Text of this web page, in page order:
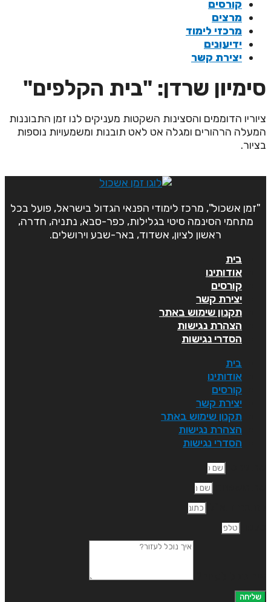
קורסים
מרצים
מרכזי לימוד
ידיעונים
יצירת קשר
שרדן: "בית הקלפים"
הדוממים והסצינות השקטות מעניקים לנו זמן התבוננות
הרהורים ומגלה אט לאט תובנות ומשמעויות נוספות
"זמן אשכול", מרכז לימודי הפנאי הגדול בישראל, פועל בכל
מתחמי הסינמה סיטי בגלילות, כפר-סבא, נתניה, חדרה,
ראשון לציון, אשדוד, באר-שבע וירושלים.
בית
אודותינו
קורסים
יצירת קשר
תקנון שימוש באתר
הצהרת נגישות
הסדרי נגישות
בית
אודותינו
קורסים
יצירת קשר
תקנון שימוש באתר
הצהרת נגישות
הסדרי נגישות
שליחה